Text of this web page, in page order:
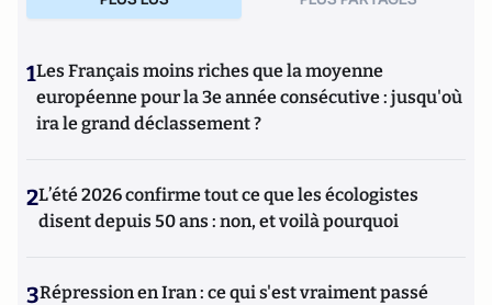
1Les Français moins riches que la moyenne
européenne pour la 3e année consécutive : jusqu'où
ira le grand déclassement ?
2L’été 2026 confirme tout ce que les écologistes
disent depuis 50 ans : non, et voilà pourquoi
3Répression en Iran : ce qui s'est vraiment passé